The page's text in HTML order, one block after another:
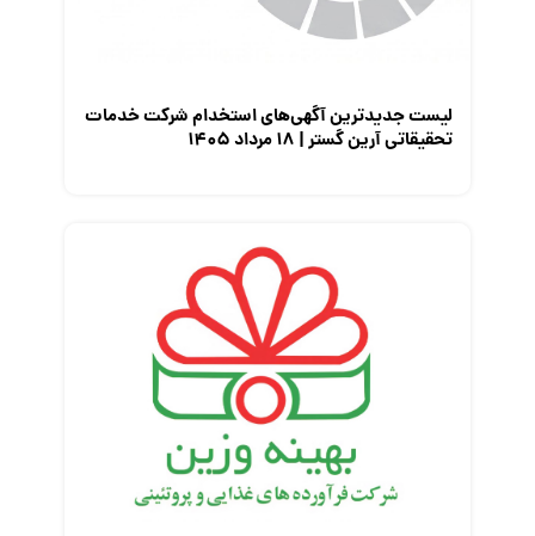
لیست جدیدترین آگهی‌های استخدام شرکت خدمات
تحقیقاتی آرین گستر | ۱۸ مرداد ۱۴۰۵